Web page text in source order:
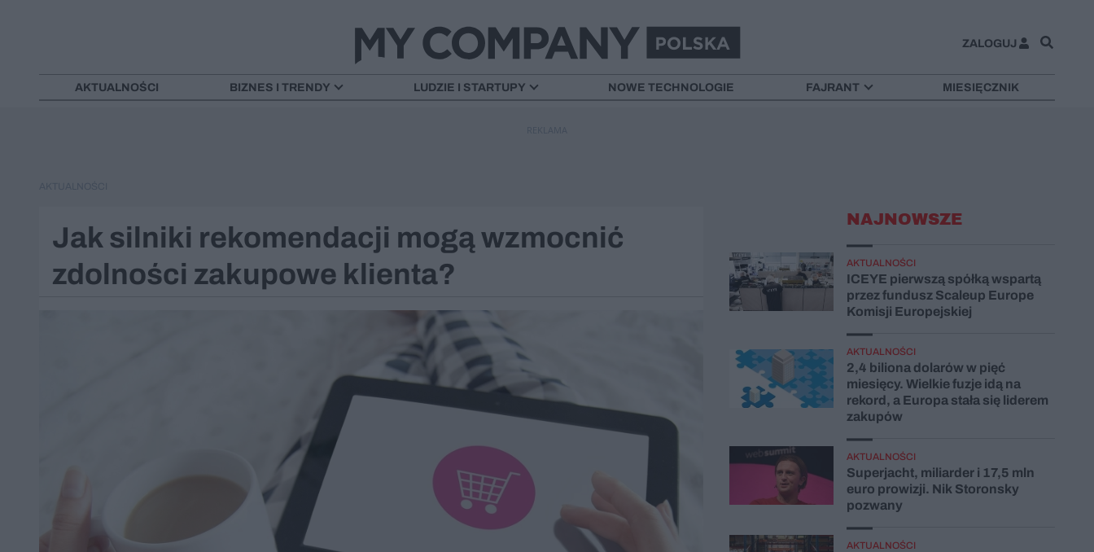
ZALOGUJ
AKTUALNOŚCI BIZNES I TRENDY LUDZIE I STARTUPY NOWE TECHNOLOGIE FAJRANT MIESIĘCZNIK
Jak silniki rekomendacji mogą wzmocnić
zdolności zakupowe klienta?
NAJNOWSZE
AKTUALNOŚCI
ICEYE pierwszą spółką wspartą
przez fundusz Scaleup Europe
Komisji Europejskiej
AKTUALNOŚCI
2,4 biliona dolarów w pięć
miesięcy. Wielkie fuzje idą na
rekord, a Europa stała się liderem
zakupów
AKTUALNOŚCI
Superjacht, miliarder i 17,5 mln
euro prowizji. Nik Storonsky
pozwany
AKTUALNOŚCI